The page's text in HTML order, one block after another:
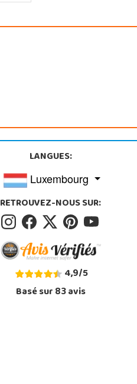
LANGUES:
Luxembourg
RETROUVEZ-NOUS SUR:
4,9/5
Basé sur83avis